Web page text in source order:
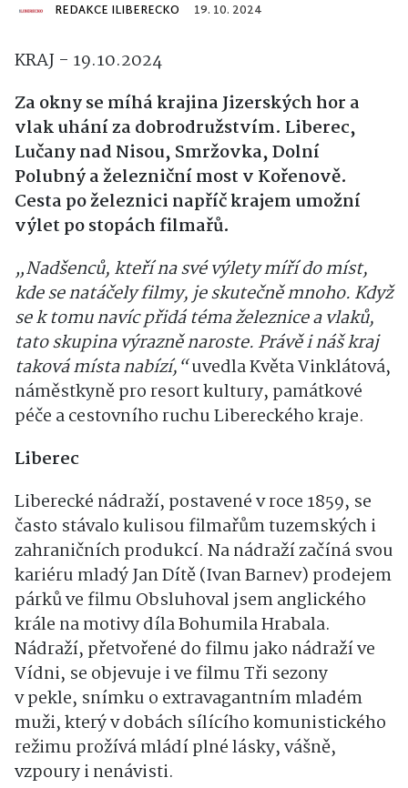
REDAKCE ILIBERECKO 19. 10. 2024
KRAJ - 19.10.2024
Za okny se míhá krajina Jizerských hor a
vlak uhání za dobrodružstvím. Liberec,
Lučany nad Nisou, Smržovka, Dolní
Polubný a železniční most v Kořenově.
Cesta po železnici napříč krajem umožní
výlet po stopách filmařů.
„Nadšenců, kteří na své výlety míří do míst,
kde se natáčely filmy, je skutečně mnoho. Když
se k tomu navíc přidá téma železnice a vlaků,
tato skupina výrazně naroste. Právě i náš kraj
taková místa nabízí,“uvedla Květa Vinklátová,
náměstkyně pro resort kultury, památkové
péče a cestovního ruchu Libereckého kraje.
Liberec
Liberecké nádraží, postavené v roce 1859, se
často stávalo kulisou filmařům tuzemských i
zahraničních produkcí. Na nádraží začíná svou
kariéru mladý Jan Dítě (Ivan Barnev) prodejem
párků ve filmu Obsluhoval jsem anglického
krále na motivy díla Bohumila Hrabala.
Nádraží, přetvořené do filmu jako nádraží ve
Vídni, se objevuje i ve filmu Tři sezony
v pekle, snímku o extravagantním mladém
muži, který v dobách sílícího komunistického
režimu prožívá mládí plné lásky, vášně,
vzpoury i nenávisti.